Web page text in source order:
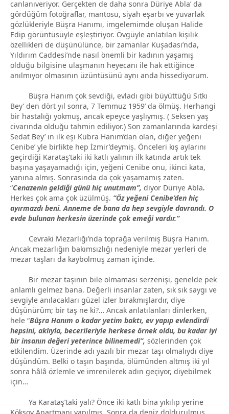
canlanıveriyor. Gerçekten de daha sonra Düriye Abla’ da
gördüğüm fotoğraflar, mantosu, siyah eşarbı ve yuvarlak
gözlükleriyle Büşra Hanımı, imgelemimde oluşan Halide
Edip görüntüsüyle eşleştiriyor. Övgüyle anlatılan kişilik
özellikleri de düşünülünce, bir zamanlar Kuşadası’nda,
Yıldırım Caddesi’nde nasıl önemli bir kadının yaşamış
olduğu bilgisine ulaşmanın heyecanı ile hak ettiğince
anılmıyor olmasının üzüntüsünü aynı anda hissediyorum.
Büşra Hanım çok sevdiği, evladı gibi büyüttüğü Sıtkı
Bey’ den dört yıl sonra, 7 Temmuz 1959’ da ölmüş. Herhangi
bir hastalığı yokmuş, ancak epeyce yaşlıymış. ( Seksen yaş
civarında olduğu tahmin ediliyor.) Son zamanlarında kardeşi
Sedat Bey’ in ilk eşi Kübra Hanım’dan olan, diğer yeğeni
Cenibe’ yle birlikte hep İzmir’deymiş. Önceleri kış aylarını
geçirdiği Karataş’taki iki katlı yalının ilk katında artık tek
başına yaşayamadığı için, yeğeni Cenibe onu, ikinci kata,
yanına almış. Sonrasında da çok yaşamamış zaten.
“Cenazenin geldiği günü hiç unutmam”, diyor Düriye Abla.
Herkes çok ama çok üzülmüş. “Öz yeğeni Cenibe’den hiç
ayırmazdı beni. Anneme de bana da hep sevgiyle davrandı. O
evde bulunan herkesin üzerinde çok emeği vardır.”
Cevraki Mezarlığı’nda toprağa verilmiş Büşra Hanım.
Ancak mezarlığın bakımsızlığı nedeniyle mezar yerleri de
mezar taşları da kaybolmuş zaman içinde.
Bir mezar taşının bile olmaması serzenişi, genelde pek
anlamlı gelmez bana. Değerli insanlar zaten, sık sık saygı ve
sevgiyle anılacakları güzel izler bırakmışlardır, diye
düşünürüm; bir taş ne ki?… Ancak anlatılanları dinlerken,
hele “Büşra Hanım o kadar yetim baktı, ev yapıp evlendirdi
hepsini, aklıyla, becerileriyle herkese örnek oldu, bu kadar iyi
bir insanın değeri yeterince bilinemedi”, sözlerinden çok
etkilendim. Üzerinde adı yazılı bir mezar taşı olmalıydı diye
düşündüm. Belki o taşın başında, ölümünden altmış iki yıl
sonra hâlâ özlemle ve imrenilerek adın geçiyor, diyebilmek
için…
Ya Karataş’taki yalı? Önce iki katlı bina yıkılıp yerine
Köksoy Apartmanı yapılmış. Sonra da deniz doldurulmuş,